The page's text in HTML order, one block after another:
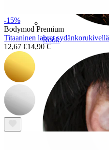
Rook
-15%
Bodymod Premium
Titaaninen labret sydänkorukivellä
12,67 €14,90 €